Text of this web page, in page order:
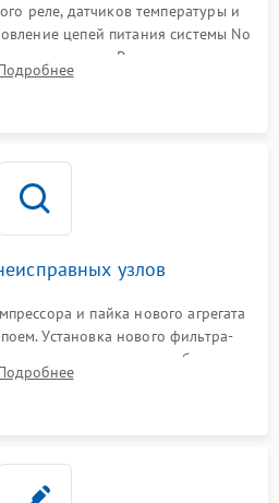
реле, датчиков температуры и
цепей питания системы No
и вентилятор. Ремонт или замена
при сбоях алгоритмов.
узлов
и пайка нового агрегата
Установка нового фильтра-
вентиляторов обдува,
поврежденных дверных петель.